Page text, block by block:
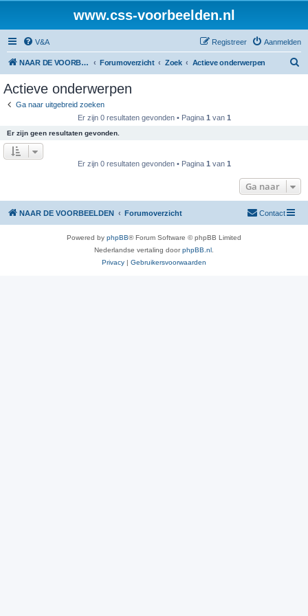
www.css-voorbeelden.nl
V&A Aanmelden
Registreer
NAAR DE VOORBEELDEN Forumoverzicht Zoek Actieve onderwerpen
Actieve onderwerpen
Ga naar uitgebreid zoeken
Er zijn 0 resultaten gevonden • Pagina 1 van 1
Er zijn geen resultaten gevonden.
Er zijn 0 resultaten gevonden • Pagina 1 van 1
Ga naar
NAAR DE VOORBEELDEN Forumoverzicht Contact
Powered by phpBB® Forum Software © phpBB Limited
Nederlandse vertaling doorphpBB.nl
Privacy | Gebruikersvoorwaarden